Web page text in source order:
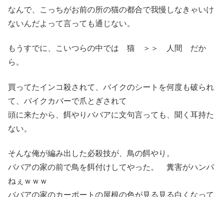
なんで、こっちがお前の所の猫の都合で我慢しなきゃいけ
ないんだよって言っても通じない。
もうすでに、こいつらの中では 猫 ＞＞ 人間 だか
ら。
買ってたインコ殺されて、バイクのシートを何度も破られ
て、バイクカバーで爪とぎされて
頭に来たから、餌やりババアに文句言っても、聞く耳持た
ない。
そんな俺が編み出した必殺技が、鳥の餌やり。
ババアの家の前で鳥を餌付けしてやった。 糞害がハンパ
ねぇｗｗｗ
ババアの家のカーポートの屋根の色が見る見る白くなって